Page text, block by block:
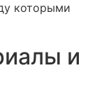
которыми
и